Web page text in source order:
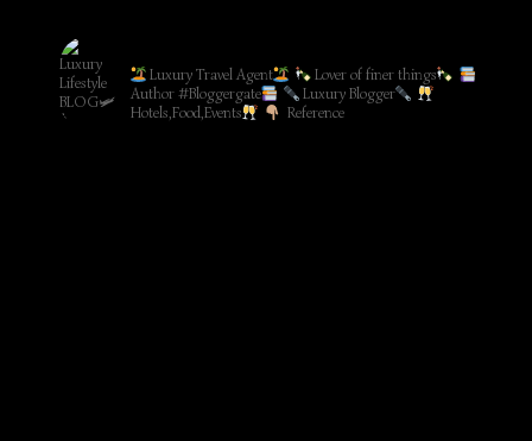
Luxury Travel Agent
Lover of finer things
Author #Bloggergate
Luxury Blogger
Hotels,Food,Events
Reference